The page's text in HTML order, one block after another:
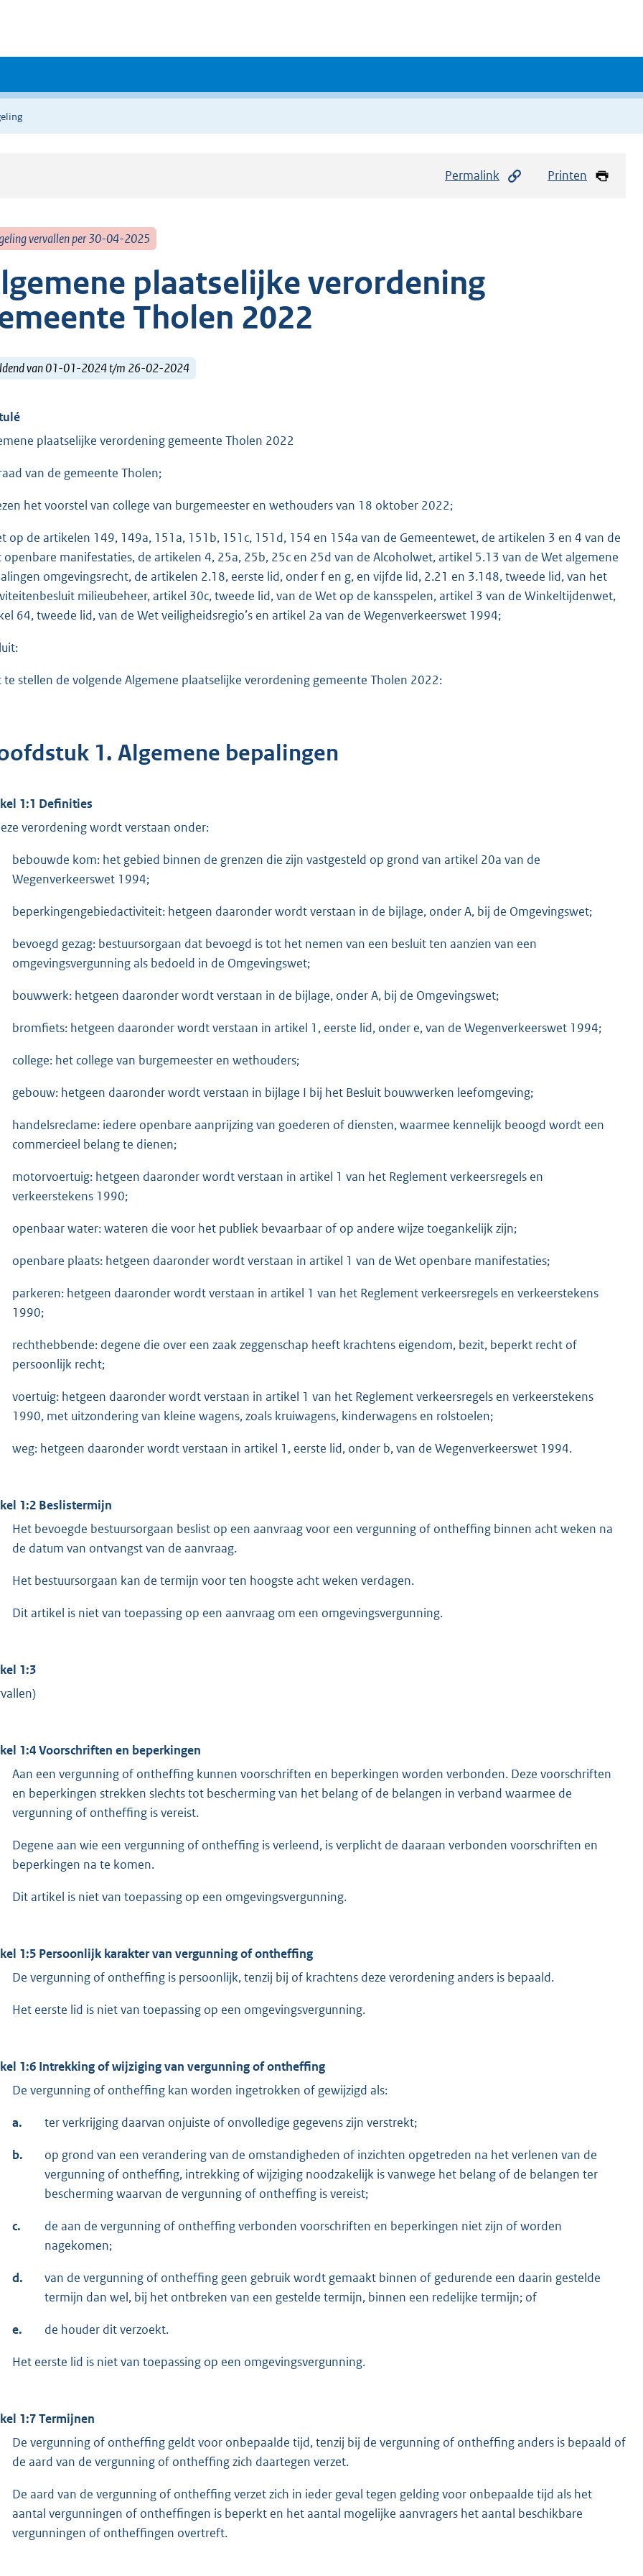
Permalink Printen
vervallen per 30-04-2025
plaatselijke verordening
Tholen 2022
van 01-01-2024 t/m 26-02-2024
plaatselijke verordening gemeente Tholen 2022
van de gemeente Tholen;
het voorstel van college van burgemeester en wethouders van 18 oktober 2022;
op de artikelen 149, 149a, 151a, 151b, 151c, 151d, 154 en 154a van de Gemeentewet, de artikelen 3 en 4 van de
openbare manifestaties, de artikelen 4, 25a, 25b, 25c en 25d van de Alcoholwet, artikel 5.13 van de Wet algemene
omgevingsrecht, de artikelen 2.18, eerste lid, onder f en g, en vijfde lid, 2.21 en 3.148, tweede lid, van het
milieubeheer, artikel 30c, tweede lid, van de Wet op de kansspelen, artikel 3 van de Winkeltijdenwet,
64, tweede lid, van de Wet veiligheidsregio’s en artikel 2a van de Wegenverkeerswet 1994;
te stellen de volgende Algemene plaatselijke verordening gemeente Tholen 2022:
1. Algemene bepalingen
1:1 Definities
verordening wordt verstaan onder:
bebouwde kom: het gebied binnen de grenzen die zijn vastgesteld op grond van artikel 20a van de
Wegenverkeerswet 1994;
beperkingengebiedactiviteit: hetgeen daaronder wordt verstaan in de bijlage, onder A, bij de Omgevingswet;
bevoegd gezag: bestuursorgaan dat bevoegd is tot het nemen van een besluit ten aanzien van een
omgevingsvergunning als bedoeld in de Omgevingswet;
bouwwerk: hetgeen daaronder wordt verstaan in de bijlage, onder A, bij de Omgevingswet;
bromfiets: hetgeen daaronder wordt verstaan in artikel 1, eerste lid, onder e, van de Wegenverkeerswet 1994;
college: het college van burgemeester en wethouders;
gebouw: hetgeen daaronder wordt verstaan in bijlage I bij het Besluit bouwwerken leefomgeving;
handelsreclame: iedere openbare aanprijzing van goederen of diensten, waarmee kennelijk beoogd wordt een
commercieel belang te dienen;
motorvoertuig: hetgeen daaronder wordt verstaan in artikel 1 van het Reglement verkeersregels en
verkeerstekens 1990;
openbaar water: wateren die voor het publiek bevaarbaar of op andere wijze toegankelijk zijn;
openbare plaats: hetgeen daaronder wordt verstaan in artikel 1 van de Wet openbare manifestaties;
parkeren: hetgeen daaronder wordt verstaan in artikel 1 van het Reglement verkeersregels en verkeerstekens
1990;
rechthebbende: degene die over een zaak zeggenschap heeft krachtens eigendom, bezit, beperkt recht of
persoonlijk recht;
voertuig: hetgeen daaronder wordt verstaan in artikel 1 van het Reglement verkeersregels en verkeerstekens
1990, met uitzondering van kleine wagens, zoals kruiwagens, kinderwagens en rolstoelen;
weg: hetgeen daaronder wordt verstaan in artikel 1, eerste lid, onder b, van de Wegenverkeerswet 1994.
1:2 Beslistermijn
Het bevoegde bestuursorgaan beslist op een aanvraag voor een vergunning of ontheffing binnen acht weken na
de datum van ontvangst van de aanvraag.
Het bestuursorgaan kan de termijn voor ten hoogste acht weken verdagen.
Dit artikel is niet van toepassing op een aanvraag om een omgevingsvergunning.
1:3
1:4 Voorschriften en beperkingen
Aan een vergunning of ontheffing kunnen voorschriften en beperkingen worden verbonden. Deze voorschriften
en beperkingen strekken slechts tot bescherming van het belang of de belangen in verband waarmee de
vergunning of ontheffing is vereist.
Degene aan wie een vergunning of ontheffing is verleend, is verplicht de daaraan verbonden voorschriften en
beperkingen na te komen.
Dit artikel is niet van toepassing op een omgevingsvergunning.
1:5 Persoonlijk karakter van vergunning of ontheffing
De vergunning of ontheffing is persoonlijk, tenzij bij of krachtens deze verordening anders is bepaald.
Het eerste lid is niet van toepassing op een omgevingsvergunning.
1:6 Intrekking of wijziging van vergunning of ontheffing
De vergunning of ontheffing kan worden ingetrokken of gewijzigd als:
a. ter verkrijging daarvan onjuiste of onvolledige gegevens zijn verstrekt;
b.
op grond van een verandering van de omstandigheden of inzichten opgetreden na het verlenen van de
vergunning of ontheffing, intrekking of wijziging noodzakelijk is vanwege het belang of de belangen ter
bescherming waarvan de vergunning of ontheffing is vereist;
c.
de aan de vergunning of ontheffing verbonden voorschriften en beperkingen niet zijn of worden
nagekomen;
d.
van de vergunning of ontheffing geen gebruik wordt gemaakt binnen of gedurende een daarin gestelde
termijn dan wel, bij het ontbreken van een gestelde termijn, binnen een redelijke termijn; of
e. de houder dit verzoekt.
Het eerste lid is niet van toepassing op een omgevingsvergunning.
1:7 Termijnen
De vergunning of ontheffing geldt voor onbepaalde tijd, tenzij bij de vergunning of ontheffing anders is bepaald of
de aard van de vergunning of ontheffing zich daartegen verzet.
De aard van de vergunning of ontheffing verzet zich in ieder geval tegen gelding voor onbepaalde tijd als het
aantal vergunningen of ontheffingen is beperkt en het aantal mogelijke aanvragers het aantal beschikbare
vergunningen of ontheffingen overtreft.